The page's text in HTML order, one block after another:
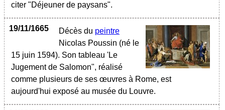
citer "Déjeuner de paysans".
19/11/1665 Décès du peintre
Nicolas Poussin (né le
15 juin 1594). Son tableau 'Le
Jugement de Salomon", réalisé
comme plusieurs de ses œuvres à Rome, est
aujourd'hui exposé au musée du Louvre.